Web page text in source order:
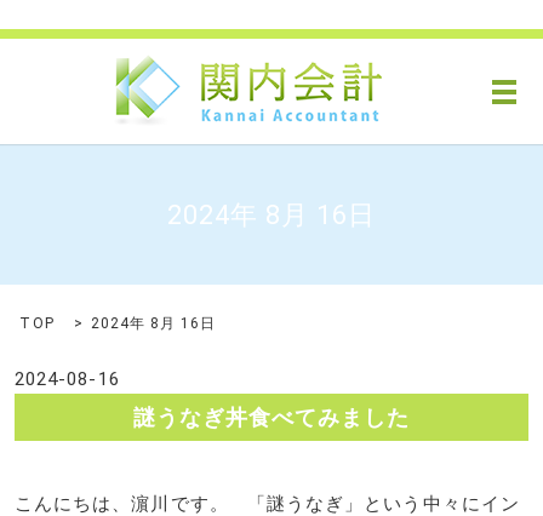
メ
2024年 8月 16日
TOP 2024年 8月 16日
2024-08-16
謎うなぎ丼食べてみました
こんにちは、濵川です。 「謎うなぎ」という中々にイン